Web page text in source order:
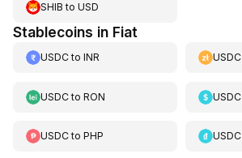
SHIB to USD
Stablecoins in Fiat
USDCto INR USDC
USDCto RON USDC
USDCto PHP USDC